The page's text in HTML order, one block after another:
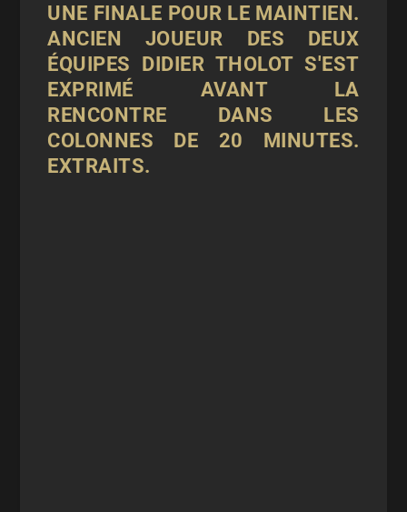
UNE FINALE POUR LE MAINTIEN.
ANCIEN JOUEUR DES DEUX
ÉQUIPES DIDIER THOLOT S'EST
EXPRIMÉ AVANT LA
RENCONTRE DANS LES
COLONNES DE 20 MINUTES.
EXTRAITS.